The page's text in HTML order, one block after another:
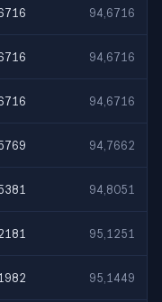
94,6716
94,6716
94,6716
94,7662
94,8051
95,1251
95,1449